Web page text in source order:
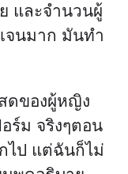
และจํานวนผู้
จนมาก มันทํา
ดของผู้หญิง
ร์ม จริงๆตอน
ไป แต่ฉันก็ไม่